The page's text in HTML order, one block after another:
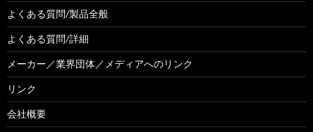
よくある質問/製品全般
よくある質問/詳細
メーカー／業界団体／メディアへのリンク
リンク
会社概要